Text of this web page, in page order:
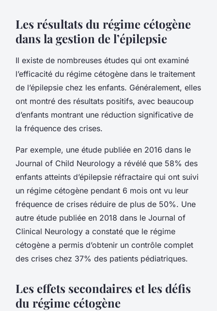
Les résultats du régime cétogène
dans la gestion de l’épilepsie
Il existe de nombreuses études qui ont examiné
l’efficacité du régime cétogène dans le traitement
de l’épilepsie chez les enfants. Généralement, elles
ont montré des résultats positifs, avec beaucoup
d’enfants montrant une réduction significative de
la fréquence des crises.
Par exemple, une étude publiée en 2016 dans le
Journal of Child Neurology a révélé que 58% des
enfants atteints d’épilepsie réfractaire qui ont suivi
un régime cétogène pendant 6 mois ont vu leur
fréquence de crises réduire de plus de 50%. Une
autre étude publiée en 2018 dans le Journal of
Clinical Neurology a constaté que le régime
cétogène a permis d’obtenir un contrôle complet
des crises chez 37% des patients pédiatriques.
Les effets secondaires et les défis
du régime cétogène